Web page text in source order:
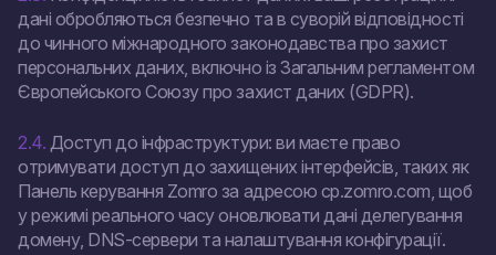
дані обробляються безпечно та в суворій відповідності
до чинного міжнародного законодавства про захист
персональних даних, включно із Загальним регламентом
Європейського Союзу про захист даних (GDPR).
2.4. Доступ до інфраструктури: ви маєте право
отримувати доступ до захищених інтерфейсів, таких як
Панель керування Zomro за адресою cp.zomro.com, щоб
у режимі реального часу оновлювати дані делегування
домену, DNS-сервери та налаштування конфігурації.